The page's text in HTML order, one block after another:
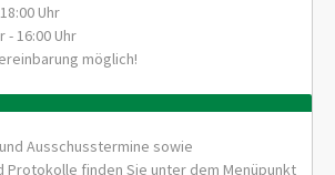
Uhr
- 16:00 Uhr
möglich!
Ausschusstermine sowie
Protokolle finden Sie unter dem Menüpunkt